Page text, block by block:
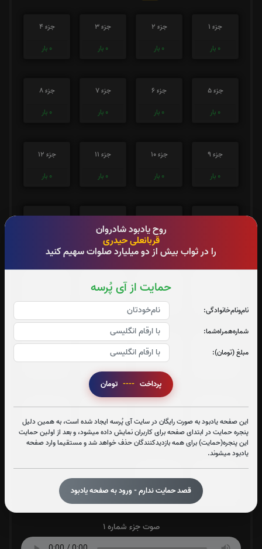
روح یادبود شادروان
قربانعلی حیدری
را در ثواب بیش از دو میلیارد صلوات سهیم کنید
حمایت از آی پُرسه
نام‌و‌نام‌خانوادگی:
شماره‌همراه‌شما:
مبلغ (تومان):
پرداخت ----
این صفحه یادبود به صورت رایگان در سایت آی پُرسه ایجاد شده است، به همین دلیل
پنجره حمایت در ابتدای صفحه برای کاربران نمایش داده میشود، و بعد از اولین حمایت
این پنجره(حمایت) برای همه بازدیدکنندگان حذف خواهد شد و مستقیما وارد صفحه
یادبود میشوند.
قصد حمایت ندارم - ورود به صفحه یادبود
جزء 1
0 بار
جزء 2
0 بار
جزء 3
0 بار
جزء 4
0 بار
جزء 5
0 بار
جزء 6
0 بار
جزء 7
0 بار
جزء 8
0 بار
جزء 9
0 بار
جزء 10
0 بار
جزء 11
0 بار
جزء 12
0 بار
جزء 13
جزء 14
بار
جزء 15
0 بار
جزء 16
جزء 18
0بار
جزء 19
0بار
0بار
جزء 22
جزء 23
جزء 24
جزء 25
0بار
جزء 26
0 بار
جزء 27
0بار
جزء 28
0بار
0بار
صوت جزء شماره 1